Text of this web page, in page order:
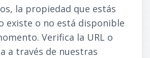
la propiedad que estás
existe o no está disponible
Verifica la URL o
a través de nuestras